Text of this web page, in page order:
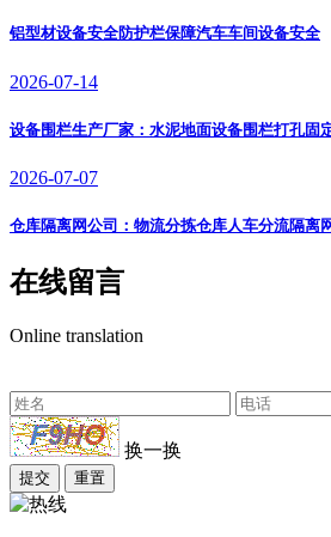
铝型材设备安全防护栏保障汽车车间设备安全
2026-07-14
设备围栏生产厂家：水泥地面设备围栏打孔固
2026-07-07
仓库隔离网公司：物流分拣仓库人车分流隔离
在线留言
Online translation
换一换
提交 重置